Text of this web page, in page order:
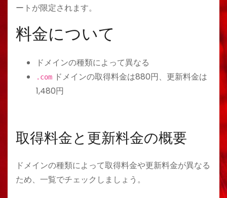
ートが限定されます。
料金について
ドメインの種類によって異なる
.com ドメインの取得料金は880円、更新料金は
1,480円
取得料金と更新料金の概要
ドメインの種類によって取得料金や更新料金が異なる
ため、一覧でチェックしましょう。